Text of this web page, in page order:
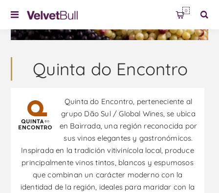
0
Quinta do Encontro
Quinta do Encontro, perteneciente al
grupo Dão Sul / Global Wines, se ubica
en Bairrada, una región reconocida por
sus vinos elegantes y gastronómicos.
Inspirada en la tradición vitivinícola local, produce
principalmente vinos tintos, blancos y espumosos
que combinan un carácter moderno con la
identidad de la región, ideales para maridar con la